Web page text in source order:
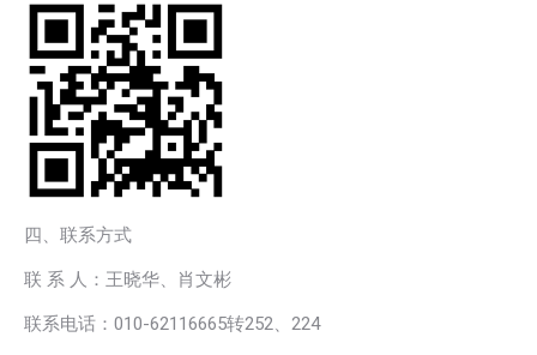
四、联系方式
联 系 人：王晓华、肖文彬
联系电话：010-62116665转252、224